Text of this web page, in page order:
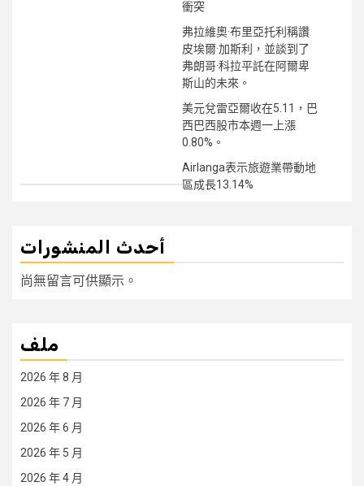
衝突
弗拉維奧·布里亞托利稱讚
皮埃爾·加斯利，並談到了
弗朗哥·科拉平託在阿爾卑
斯山的未來。
美元兌雷亞爾收在5.11，巴
西巴西股市本週一上漲
0.80%。
Airlanga表示旅遊業帶動地
區成長13.14%
أحدث المنشورات
尚無留言可供顯示。
ملف
2026 年 8 月
2026 年 7 月
2026 年 6 月
2026 年 5 月
2026 年 4 月